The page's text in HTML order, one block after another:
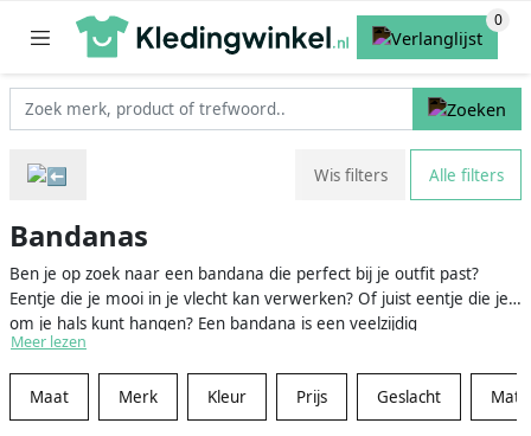
Wis filters Alle filters
Bandanas
Ben je op zoek naar een bandana die perfect bij je outfit past?
Eentje die je mooi in je vlecht kan verwerken? Of juist eentje die je
om je hals kunt hangen? Een bandana is een veelzijdig
modeaccessoire welke vooral gedragen wordt in de zomer, om
bijvoorbeeld het haar uit het gezicht te houden. Wij hebben een
mooi aanbod voor je samengesteld met bandana’s in alle soorten,
maten en kleuren. Zo kan je de bandana mooi combineren door
Meer lezen
Maat Merk Kleur Prijs Geslacht